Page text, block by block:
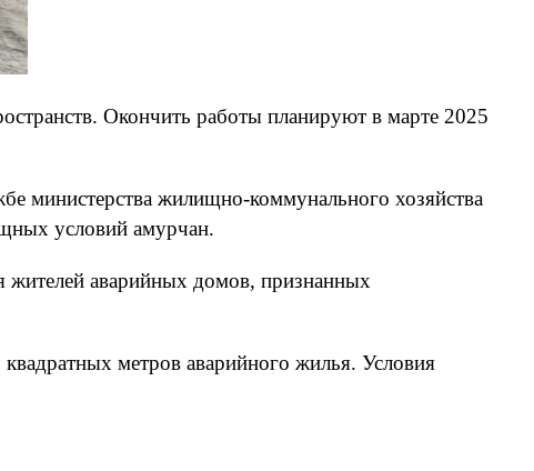
Окончить работы планируют в марте 2025
министерства жилищно-коммунального хозяйства
условий амурчан.
жителей аварийных домов, признанных
метров аварийного жилья. Условия